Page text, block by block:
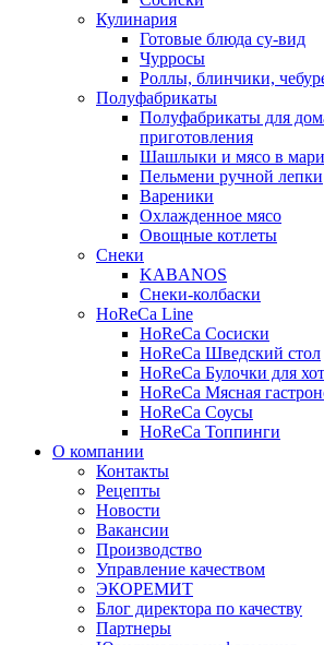
Кулинария
Готовые блюда су-вид
Чурросы
Роллы, блинчики,
Полуфабрикаты
Полуфабрикаты для
приготовления
Шашлыки и мясо в
Пельмени ручной лепки
Вареники
Охлажденное мясо
Овощные котлеты
Снеки
KABANOS
Снеки-колбаски
HoReCa Line
HoReCa Сосиски
HoReCa Шведский стол
HoReCa Булочки для
HoReCa Мясная
HoReCa Соусы
HoReCa Топпинги
О компании
Контакты
Рецепты
Новости
Вакансии
Производство
Управление качеством
ЭКОРЕМИТ
Блог директора по качеству
Партнеры